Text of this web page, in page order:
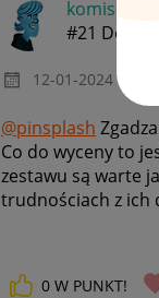
komis-bell
#21 Demiurg
‎12-01-2024 13:40
@pinsplash
Co do wyceny to
zestawu są warte
trudnościach z ich
0 W PUNKT!